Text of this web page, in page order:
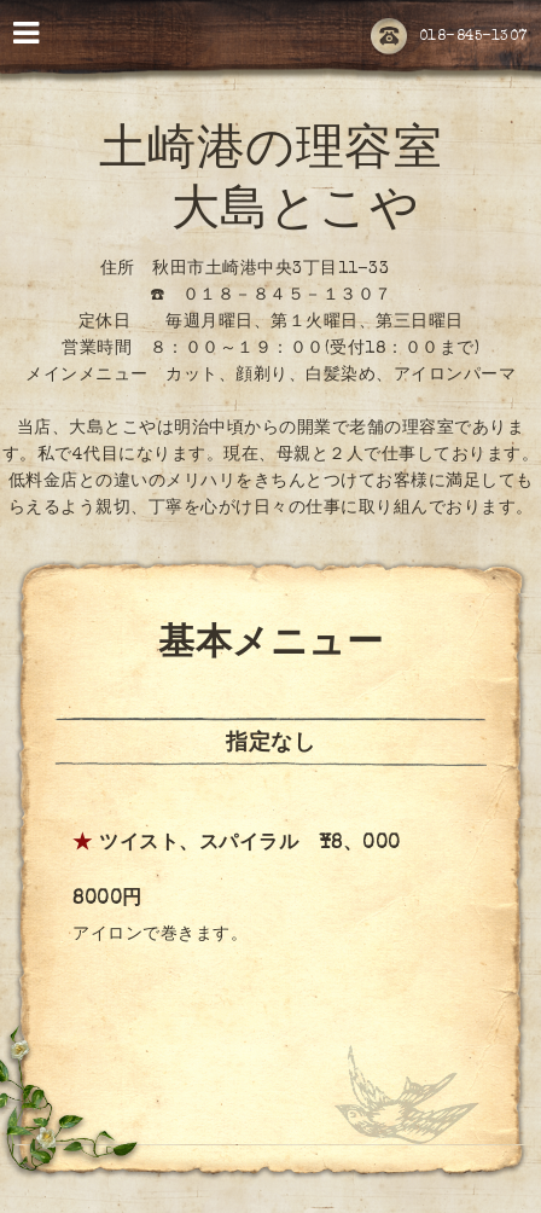
018-845-1307
土崎港の理容室
大島とこや
住所 秋田市土崎港中央3丁目11-33
☎️ ０１８－８４５－１３０７
定休日 毎週月曜日、第１火曜日、第三日曜日
営業時間 ８：００～１９：００(受付18：００まで)
メインメニュー カット、顔剃り、白髪染め、アイロンパーマ
当店、大島とこやは明治中頃からの開業で老舗の理容室でありま
す。私で4代目になります。現在、母親と２人で仕事しております。
低料金店との違いのメリハリをきちんとつけてお客様に満足しても
らえるよう親切、丁寧を心がけ日々の仕事に取り組んでおります。
基本メニュー
指定なし
★ ツイスト、スパイラル ¥8、000
8000円
アイロンで巻きます。